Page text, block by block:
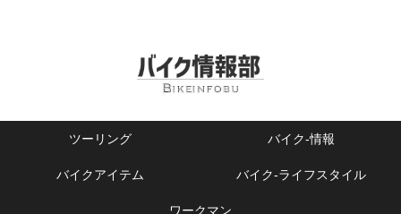
ツーリング バイク-情報
バイクアイテム バイク-ライフスタイル
ワークマン